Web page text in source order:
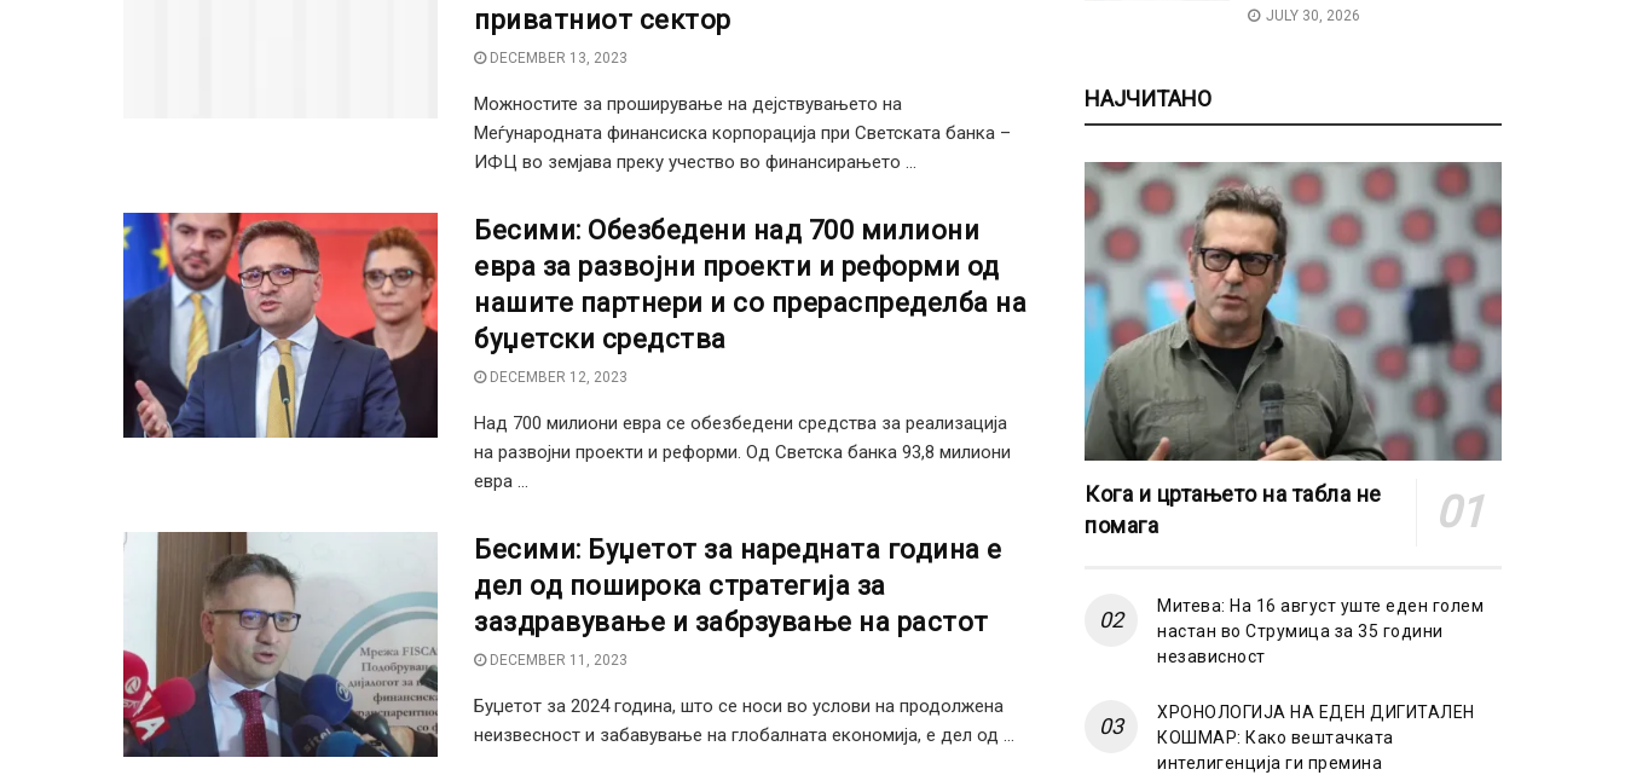
приватниот сектор
DECEMBER 13, 2023
Можностите за проширување на дејствувањето на
Меѓународната финансиска корпорација при Светската банка –
ИФЦ во земјава преку учество во финансирањето ...
Бесими: Обезбедени над 700 милиони
евра за развојни проекти и реформи од
нашите партнери и со прераспределба на
буџетски средства
DECEMBER 12, 2023
Над 700 милиони евра се обезбедени средства за реализација
на развојни проекти и реформи. Од Светска банка 93,8 милиони
евра ...
Бесими: Буџетот за наредната година е
дел од поширока стратегија за
заздравување и забрзување на растот
DECEMBER 11, 2023
Буџетот за 2024 година, што се носи во услови на продолжена
неизвесност и забавување на глобалната економија, е дел од ...
JULY 30, 2026
НАЈЧИТАНО
Кога и цртањето на табла не
помага
Митева: На 16 август уште еден голем
настан во Струмица за 35 години
независност
ХРОНОЛОГИЈА НА ЕДЕН ДИГИТАЛЕН
КОШМАР: Како вештачката
интелигенција ги премина